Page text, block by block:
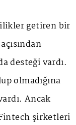
getiren bir
desteği vardı.
olmadığına
Ancak
şirketleri